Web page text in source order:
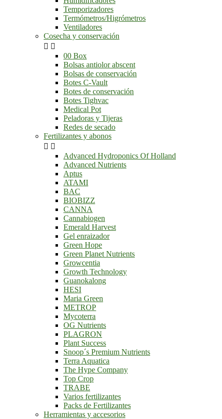
Temporizadores
Termómetros/Higrómetros
Ventiladores
Cosecha y conservación
 
00 Box
Bolsas antiolor abscent
Bolsas de conservación
Botes C-Vault
Botes de conservación
Botes Tighvac
Medical Pot
Peladoras y Tijeras
Redes de secado
Fertilizantes y abonos
 
Advanced Hydroponics Of Holland
Advanced Nutrients
Aptus
ATAMI
BAC
BIOBIZZ
CANNA
Cannabiogen
Emerald Harvest
Gel enraizador
Green Hope
Green Planet Nutrients
Growcentia
Growth Technology
Guanokalong
HESI
Maria Green
METROP
Mycoterra
OG Nutrients
PLAGRON
Plant Success
Snoop´s Premium Nutrients
Terra Aquatica
The Hype Company
Top Crop
TRABE
Varios fertilizantes
Packs de Fertilizantes
Herramientas y accesorios